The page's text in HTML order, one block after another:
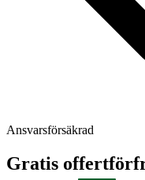
Ansvarsförsäkrad
Gratis